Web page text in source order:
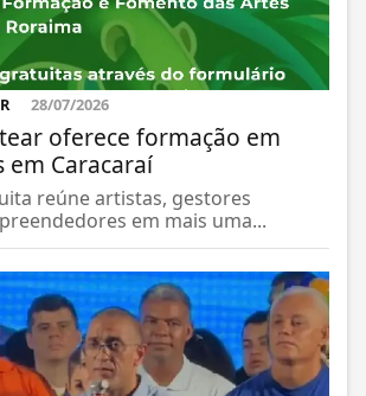
28/07/2026
oferece formação em
em Caracaraí
reúne artistas, gestores
em mais uma...